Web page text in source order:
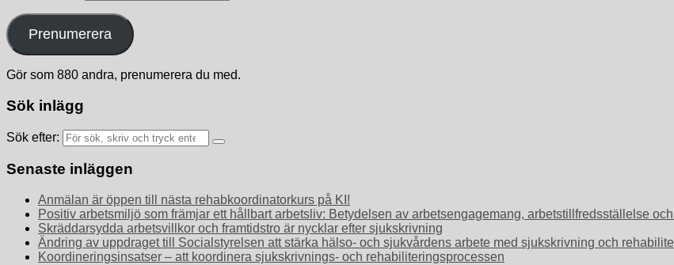
Prenumerera
Gör som 880 andra, prenumerera du med.
Sök inlägg
Sök efter:
Senaste inläggen
Anmälan är öppen till nästa rehabkoordinatorkurs på KI!
Positiv arbetsmiljö som främjar ett hållbart arbetsliv: Betydelsen av arbetsengagemang, arbetstillfredsställelse
Skräddarsydda arbetsvillkor och framtidstro är nycklar efter sjukskrivning
Ändring av uppdraget till Socialstyrelsen att stärka hälso- och sjukvårdens arbete med sjukskrivning och
Koordineringsinsatser – att koordinera sjukskrivnings- och rehabiliteringsprocessen